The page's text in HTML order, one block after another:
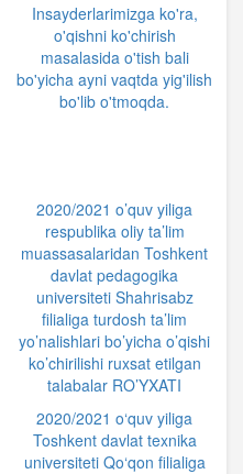
Insayderlarimizga ko'ra,
o'qishni ko'chirish
masalasida o'tish bali
bo'yicha ayni vaqtda yig'ilish
bo'lib o'tmoqda.
2020/2021 o’quv yiliga
respublika oliy ta’lim
muassasalaridan Toshkent
davlat pedagogika
universiteti Shahrisabz
filialiga turdosh ta’lim
yo’nalishlari bo’yicha o’qishi
ko’chirilishi ruxsat etilgan
talabalar RO’YXATI
2020/2021 o‘quv yiliga
Toshkent davlat texnika
universiteti Qo‘qon filialiga